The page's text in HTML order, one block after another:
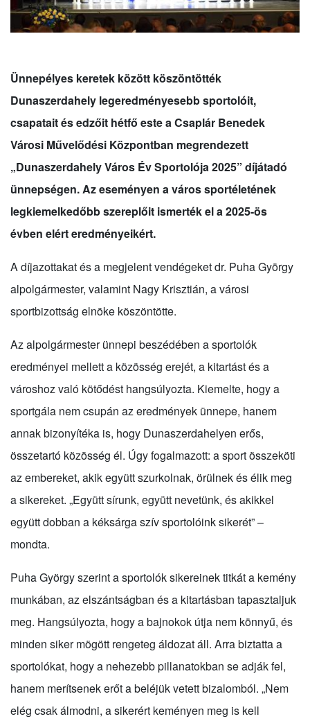
Ünnepélyes keretek között köszöntötték
Dunaszerdahely legeredményesebb sportolóit,
csapatait és edzőit hétfő este a Csaplár Benedek
Városi Művelődési Központban megrendezett
„Dunaszerdahely Város Év Sportolója 2025” díjátadó
ünnepségen. Az eseményen a város sportéletének
legkiemelkedőbb szereplőit ismerték el a 2025-ös
évben elért eredményeikért.
A díjazottakat és a megjelent vendégeket dr. Puha György
alpolgármester, valamint Nagy Krisztián, a városi
sportbizottság elnöke köszöntötte.
Az alpolgármester ünnepi beszédében a sportolók
eredményei mellett a közösség erejét, a kitartást és a
városhoz való kötődést hangsúlyozta. Kiemelte, hogy a
sportgála nem csupán az eredmények ünnepe, hanem
annak bizonyítéka is, hogy Dunaszerdahelyen erős,
összetartó közösség él. Úgy fogalmazott: a sport összeköti
az embereket, akik együtt szurkolnak, örülnek és élik meg
a sikereket. „Együtt sírunk, együtt nevetünk, és akikkel
együtt dobban a kéksárga szív sportolóink sikerét” –
mondta.
Puha György szerint a sportolók sikereinek titkát a kemény
munkában, az elszántságban és a kitartásban tapasztaljuk
meg. Hangsúlyozta, hogy a bajnokok útja nem könnyű, és
minden siker mögött rengeteg áldozat áll. Arra biztatta a
sportolókat, hogy a nehezebb pillanatokban se adják fel,
hanem merítsenek erőt a beléjük vetett bizalomból. „Nem
elég csak álmodni, a sikerért keményen meg is kell